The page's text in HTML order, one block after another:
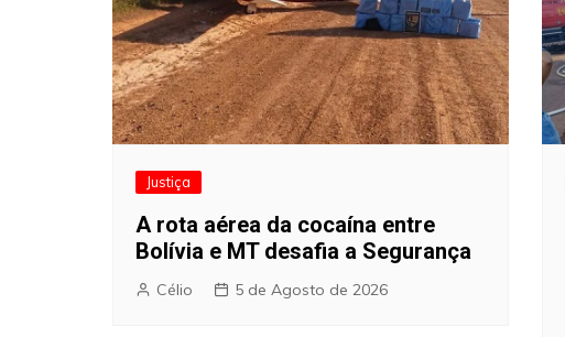
Justiça
A rota aérea da cocaína entre
Bolívia e MT desafia a Segurança
Célio 5 de Agosto de 2026